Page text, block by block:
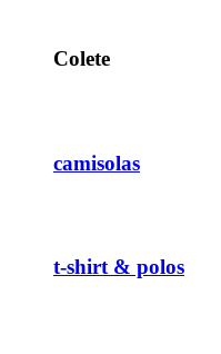
Colete
camisolas
t-shirt & polos